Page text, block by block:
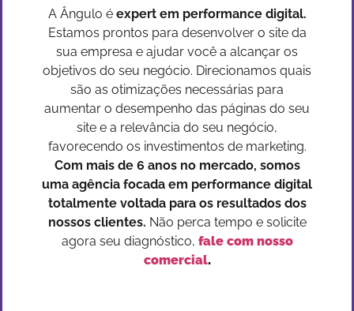
A Ângulo é expert em performance digital.
Estamos prontos para desenvolver o site da
sua empresa e ajudar você a alcançar os
objetivos do seu negócio. Direcionamos quais
são as otimizações necessárias para
aumentar o desempenho das páginas do seu
site e a relevância do seu negócio,
favorecendo os investimentos de marketing.
Com mais de 6 anos no mercado, somos
uma agência focada em performance digital
totalmente voltada para os resultados dos
nossos clientes. Não perca tempo e solicite
agora seu diagnóstico, fale com nosso
comercial.